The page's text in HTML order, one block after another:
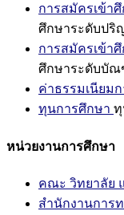
การสมัครเข้
ศึกษาระดับป
การสมัครเข้า
ศึกษาระดับบั
ค่าธรรมเนียม
ทุนการศึกษา ทุ
หน่วยงานการศึกษา
คณะ วิทยาลัย
สำนักงานการ